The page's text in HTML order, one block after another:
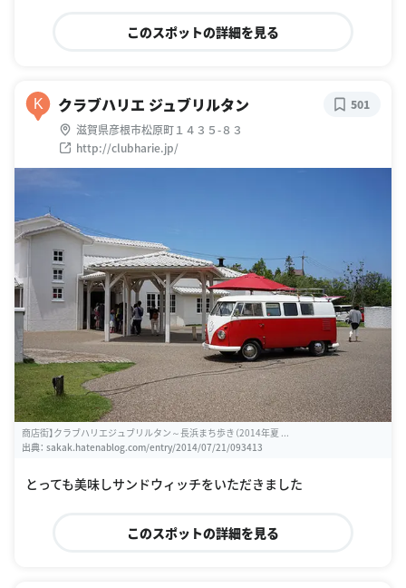
このスポットの詳細を見る
K クラブハリエ ジュブリルタン
滋賀県彦根市松原町１４３５-８３
http://clubharie.jp/
501
商店街】クラブハリエジュブリルタン～長浜まち歩き（2014年夏 ...
出典： sakak.hatenablog.com/entry/2014/07/21/093413
とっても美味しサンドウィッチをいただきました
このスポットの詳細を見る